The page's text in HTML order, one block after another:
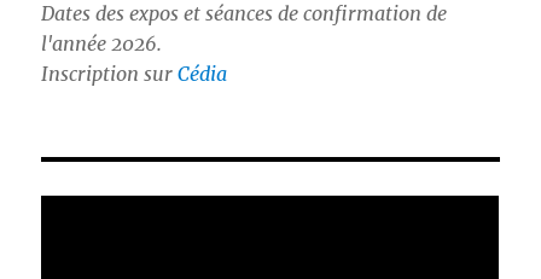
Dates des expos et séances de confirmation de
l'année 2026.
Inscription surCédia